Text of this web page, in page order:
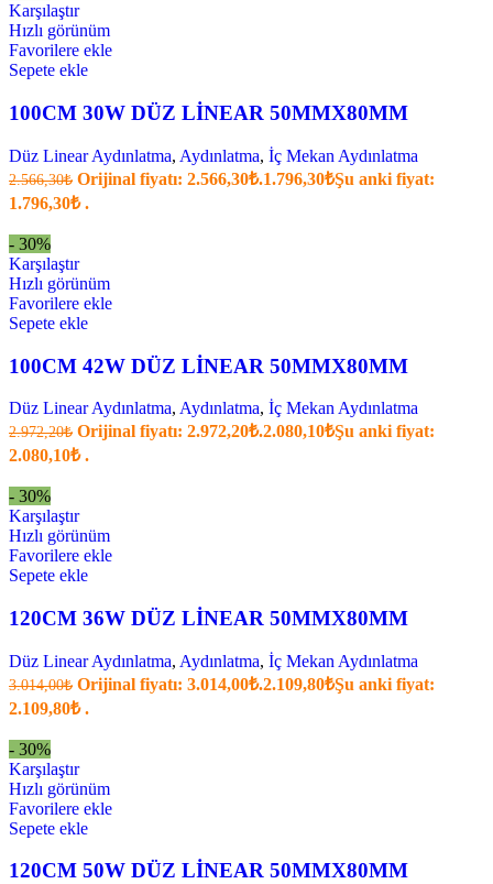
Karşılaştır
Hızlı görünüm
Favorilere ekle
Sepete ekle
100CM 30W DÜZ LİNEAR 50MMX80MM
Düz Linear Aydınlatma, Aydınlatma, İç Mekan Aydınlatma
2.566,30₺ Orijinal fiyatı: 2.566,30₺.1.796,30₺Şu anki fiyat:
1.796,30₺ .
- 30%
Karşılaştır
Hızlı görünüm
Favorilere ekle
Sepete ekle
100CM 42W DÜZ LİNEAR 50MMX80MM
Düz Linear Aydınlatma, Aydınlatma, İç Mekan Aydınlatma
2.972,20₺ Orijinal fiyatı: 2.972,20₺.2.080,10₺Şu anki fiyat:
2.080,10₺ .
- 30%
Karşılaştır
Hızlı görünüm
Favorilere ekle
Sepete ekle
120CM 36W DÜZ LİNEAR 50MMX80MM
Düz Linear Aydınlatma, Aydınlatma, İç Mekan Aydınlatma
3.014,00₺ Orijinal fiyatı: 3.014,00₺.2.109,80₺Şu anki fiyat:
2.109,80₺ .
- 30%
Karşılaştır
Hızlı görünüm
Favorilere ekle
Sepete ekle
120CM 50W DÜZ LİNEAR 50MMX80MM